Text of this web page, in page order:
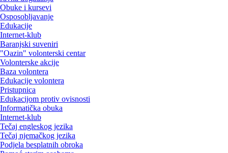
Obuke i kursevi
Osposobljavanje
Edukacije
Internet-klub
Baranjski suveniri
"Oazin" volonterski centar
Volonterske akcije
Baza volontera
Edukacije volontera
Pristupnica
Edukacijom protiv ovisnosti
Informatička obuka
Internet-klub
Tečaj engleskog jezika
Tečaj njemačkog jezika
Podjela besplatnih obroka